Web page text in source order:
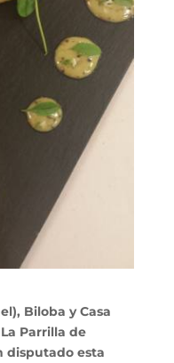
Biloba y Casa
Parrilla de
disputado esta